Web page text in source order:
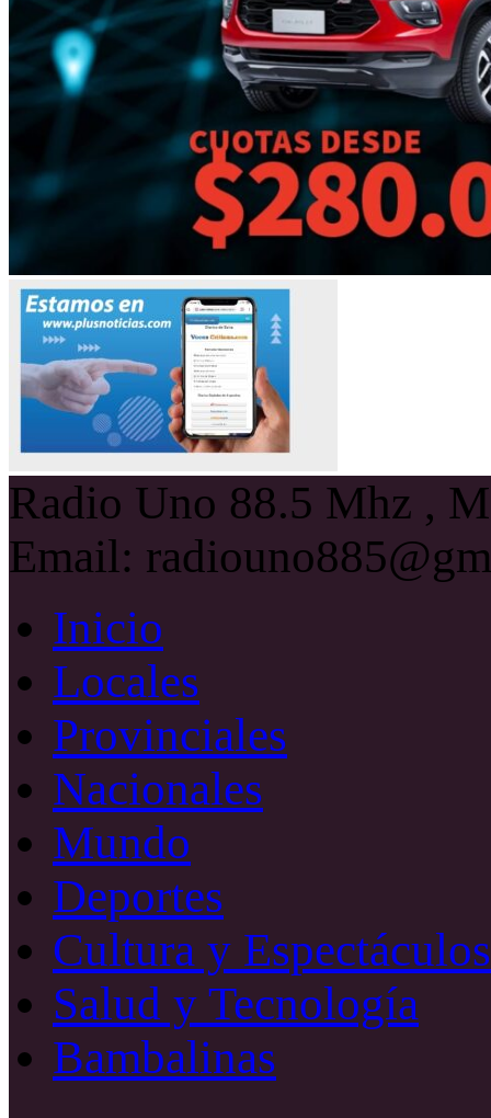
Radio Uno 88.5 Mhz ,
Email:
Inicio
Locales
Provinciales
Nacionales
Mundo
Deportes
Cultura y Espectáculos
Salud y Tecnología
Bambalinas